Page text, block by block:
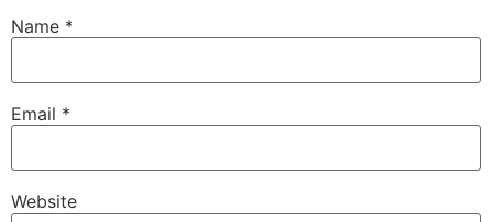
Name *
Email *
Website